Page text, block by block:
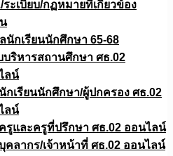
ระเบียบ/กฏหมายที่เกี่ยวข้อง
นักเรียนนักศึกษา 65-68
บริหารสถานศึกษา ศธ.02
ลน์
กเรียนนักศึกษา/ผู้ปกครอง ศธ.02
ลน์
รูและครูที่ปรึกษา ศธ.02 ออนไลน์
คลากร/เจ้าหน้าที่ ศธ.02 ออนไลน์